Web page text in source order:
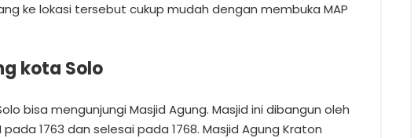
ke lokasi tersebut cukup mudah dengan membuka MAP
kota Solo
bisa mengunjungi Masjid Agung. Masjid ini dibangun oleh
pada 1763 dan selesai pada 1768. Masjid Agung Kraton